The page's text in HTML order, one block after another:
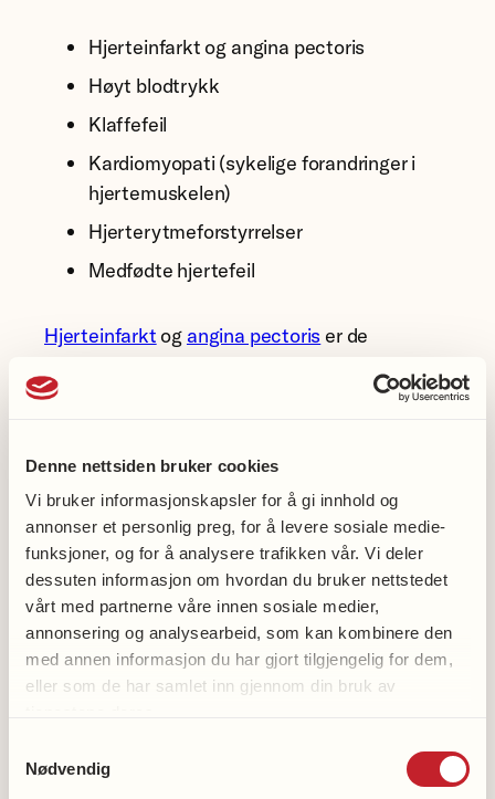
Denne nettsiden bruker cookies
Vi bruker informasjonskapsler for å gi innhold og
annonser et personlig preg, for å levere sosiale medie-
funksjoner, og for å analysere trafikken vår. Vi deler
dessuten informasjon om hvordan du bruker nettstedet
vårt med partnerne våre innen sosiale medier,
annonsering og analysearbeid, som kan kombinere den
med annen informasjon du har gjort tilgjengelig for dem,
eller som de har samlet inn gjennom din bruk av
Nødvendig
Hjerteinfarkt og angina pectoris
Høyt blodtrykk
Klaffefeil
Kardiomyopati (sykelige forandringer i
hjertemuskelen)
Hjerterytmeforstyrrelser
Medfødte hjertefeil
Hjerteinfarkt og angina pectoris er de
hjerteinfarkt ødelegges hjertemuskelceller. Jo
hjertemuskelceller går til grunne. Størrelsen på
alvorlig hjertesvikten blir.
Høyt blodtrykkgir økt belastning på hjertet og
kan føre til skader både på hjertet og i
blodårene. Når blodtrykket er høyt, må hjertet
arbeide hardere for å opprettholde
blodsirkulasjonen. Dersom hjertet må arbeide
som igjen resulterer i at hjertet får økt tykkelse
og blir stivere. Dette fører til at blodforsyningen